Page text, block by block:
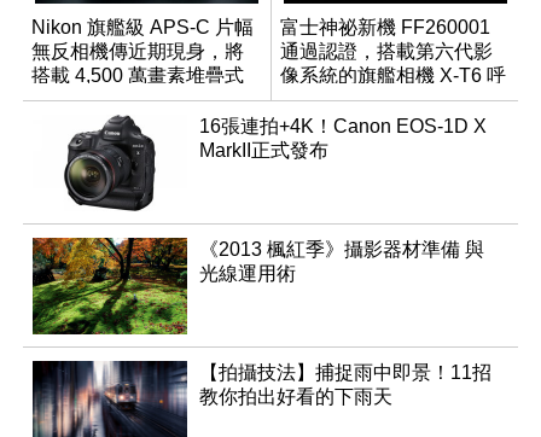
Nikon 旗艦級 APS-C 片幅
無反相機傳近期現身，將
搭載 4,500 萬畫素堆疊式
感光元件？
富士神祕新機 FF260001
通過認證，搭載第六代影
像系統的旗艦相機 X-T6 呼
之欲出？
16張連拍+4K！Canon EOS-1D X
MarkII正式發布
《2013 楓紅季》攝影器材準備 與
光線運用術
【拍攝技法】捕捉雨中即景！11招
教你拍出好看的下雨天